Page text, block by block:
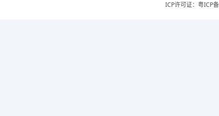
ICP许可证： 粤ICP